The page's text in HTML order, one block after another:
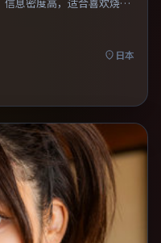
作者表达，口碑潜力不
日本